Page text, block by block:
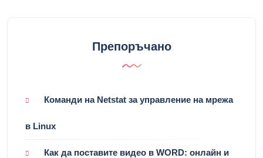
Препоръчано
Команди на Netstat за управление на мрежа
в Linux
Как да поставите видео в WORD: онлайн и